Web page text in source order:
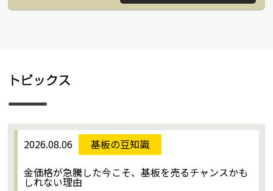
2026.08.06
基板の豆知識
金価格が急騰した今こそ、基板を売るチャンスかも
しれない理由